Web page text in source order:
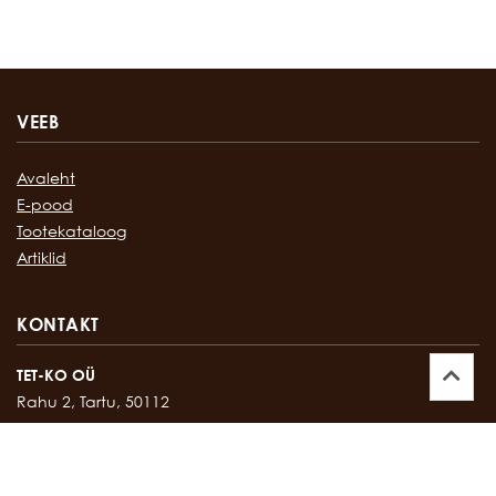
VEEB
Avaleht
E-pood
Tootekataloog
Artiklid
KONTAKT
TET-KO OÜ
Rahu 2, Tartu, 50112
Kontor:747 17 35